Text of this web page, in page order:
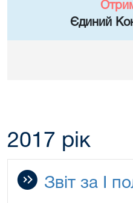
Єдиний
2017 рік
Звіт за І